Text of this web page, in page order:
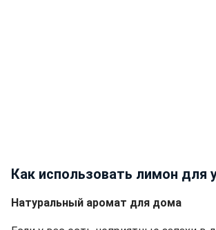
Как использовать лимон для
Натуральный аромат для дома